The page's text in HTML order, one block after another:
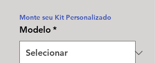
Monte seu Kit Personalizado
Modelo*